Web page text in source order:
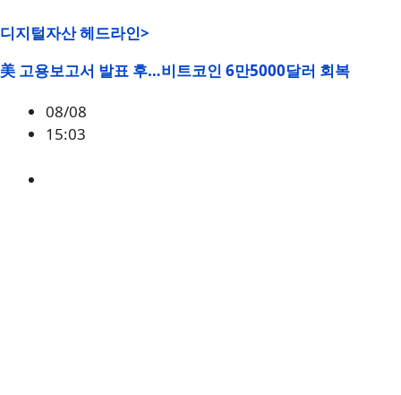
디지털자산 헤드라인>
美 고용보고서 발표 후…비트코인 6만5000달러 회복
08/08
15:03